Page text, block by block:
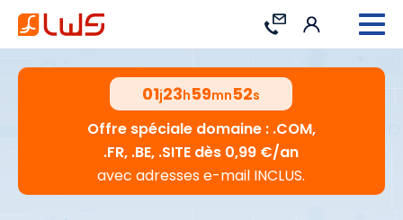
Contact Connexion
01j23h59mn51s
Offre spéciale domaine : .COM,
.FR, .BE, .SITE dès 0,99 €/an
avec adresses e-mail INCLUS.